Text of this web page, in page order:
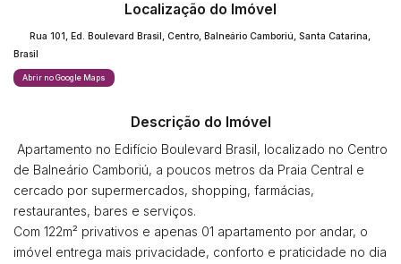
Localização do Imóvel
Rua 101, Ed. Boulevard Brasil, Centro, Balneário Camboriú, Santa Catarina,
Brasil
Abrir no Google Maps
Descrição do Imóvel
Apartamento no Edifício Boulevard Brasil, localizado no Centro
de Balneário Camboriú, a poucos metros da Praia Central e
cercado por supermercados, shopping, farmácias,
restaurantes, bares e serviços.
Com 122m² privativos e apenas 01 apartamento por andar, o
imóvel entrega mais privacidade, conforto e praticidade no dia